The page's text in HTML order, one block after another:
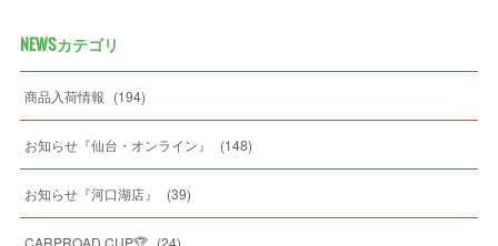
NEWSカテゴリ
商品入荷情報 (194)
お知らせ『仙台・オンライン』 (148)
お知らせ『河口湖店』 (39)